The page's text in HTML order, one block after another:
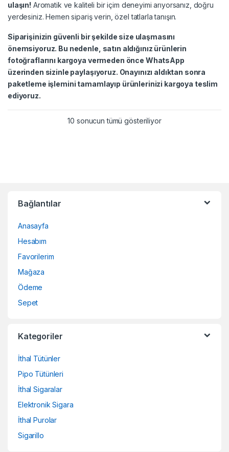
ulaşın! Aromatik ve kaliteli bir içim deneyimi arıyorsanız, doğru
yerdesiniz. Hemen sipariş verin, özel tatlarla tanışın.
Siparişinizin güvenli bir şekilde size ulaşmasını
önemsiyoruz. Bu nedenle, satın aldığınız ürünlerin
fotoğraflarını kargoya vermeden önce WhatsApp
üzerinden sizinle paylaşıyoruz. Onayınızı aldıktan sonra
paketleme işlemini tamamlayıp ürünlerinizi kargoya teslim
ediyoruz.
10 sonucun tümü gösteriliyor
Bağlantılar
Anasayfa
Hesabım
Favorilerim
Mağaza
Ödeme
Sepet
Kategoriler
İthal Tütünler
Pipo Tütünleri
İthal Sigaralar
Elektronik Sigara
İthal Purolar
Sigarillo